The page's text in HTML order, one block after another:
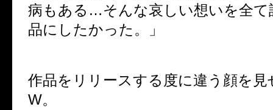
病もある…そんな哀しい想いを全て
品にしたかった。」
作品をリリースする度に違う顔を見
W。